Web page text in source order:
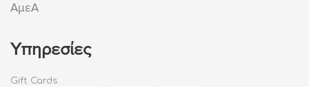
ΑμεΑ
Υπηρεσίες
Gift Cards